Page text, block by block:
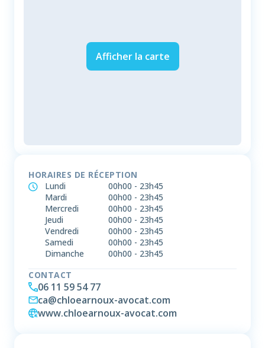
Afficher la carte
HORAIRES DE RÉCEPTION
Lundi
00h00 - 23h45
Mardi
00h00 - 23h45
Mercredi
00h00 - 23h45
Jeudi
00h00 - 23h45
Vendredi
00h00 - 23h45
Samedi
00h00 - 23h45
Dimanche
00h00 - 23h45
CONTACT
06 11 59 54 77
ca@chloearnoux-avocat.com
www.chloearnoux-avocat.com